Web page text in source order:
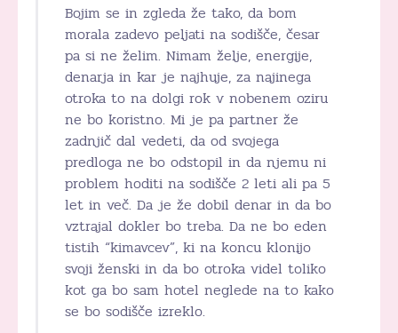
Bojim se in zgleda že tako, da bom
morala zadevo peljati na sodišče, česar
pa si ne želim. Nimam želje, energije,
denarja in kar je najhuje, za najinega
otroka to na dolgi rok v nobenem oziru
ne bo koristno. Mi je pa partner že
zadnjič dal vedeti, da od svojega
predloga ne bo odstopil in da njemu ni
problem hoditi na sodišče 2 leti ali pa 5
let in več. Da je že dobil denar in da bo
vztrajal dokler bo treba. Da ne bo eden
tistih “kimavcev”, ki na koncu klonijo
svoji ženski in da bo otroka videl toliko
kot ga bo sam hotel neglede na to kako
se bo sodišče izreklo.